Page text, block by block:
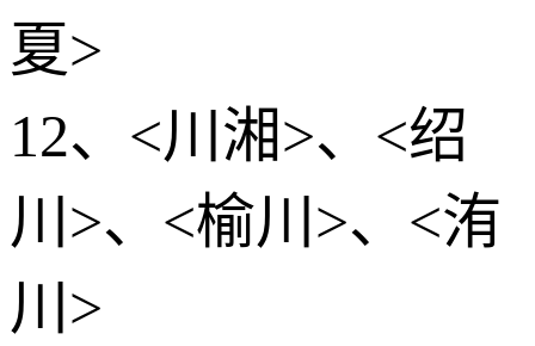
夏>
12、<川湘>、<绍
川>、<榆川>、<洧
川>